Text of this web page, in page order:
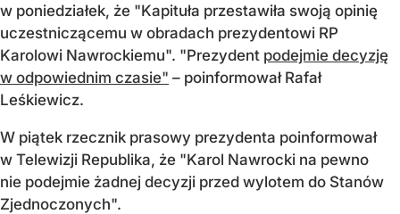
w poniedziałek, że "Kapituła przestawiła swoją opinię
uczestniczącemu w obradach prezydentowi RP
Karolowi Nawrockiemu". "Prezydent podejmie decyzję
w odpowiednim czasie" – poinformował Rafał
Leśkiewicz.
W piątek rzecznik prasowy prezydenta poinformował
w Telewizji Republika, że "Karol Nawrocki na pewno
nie podejmie żadnej decyzji przed wylotem do Stanów
Zjednoczonych".